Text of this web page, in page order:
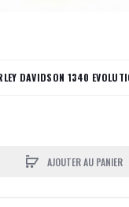
DAVIDSON 1340
AJOUTER AU PANIER